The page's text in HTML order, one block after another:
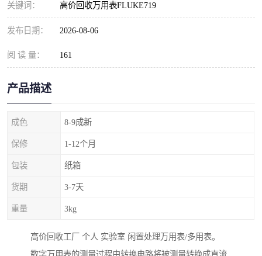
关键词： 高价回收万用表FLUKE719
发布日期： 2026-08-06
阅 读 量： 161
产品描述
成色 8-9成新
保修 1-12个月
包装 纸箱
货期 3-7天
重量 3kg
高价回收工厂 个人 实验室 闲置处理万用表/多用表。